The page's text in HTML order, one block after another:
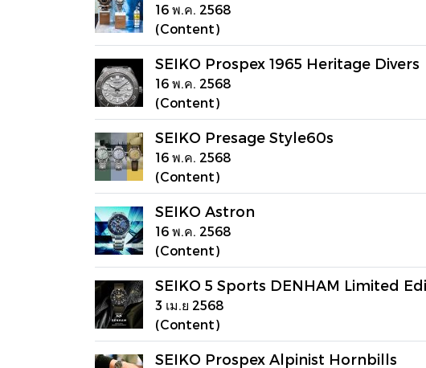
16 พ.ค. 2568
(Content)
SEIKO Prospex 1965 Heritage Divers
16 พ.ค. 2568
(Content)
SEIKO Presage Style60s
16 พ.ค. 2568
(Content)
SEIKO Astron
16 พ.ค. 2568
(Content)
SEIKO 5 Sports DENHAM Limited
3 เม.ย 2568
(Content)
SEIKO Prospex Alpinist Hornbills